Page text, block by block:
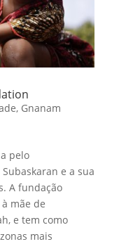
, Gnanam
pelo
e a sua
A fundação
mãe de
e tem como
mais